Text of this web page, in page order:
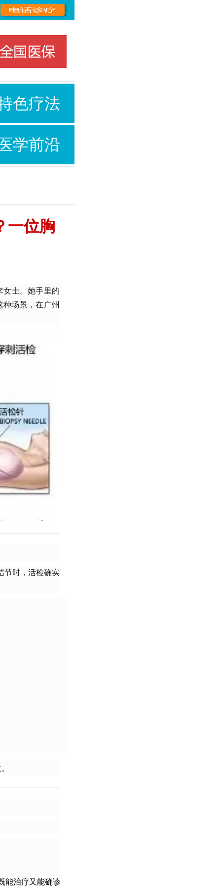
色疗法
学前沿
一位胸
女士。她手里的
场景，在广州
节时，活检确实
能治疗又能确诊